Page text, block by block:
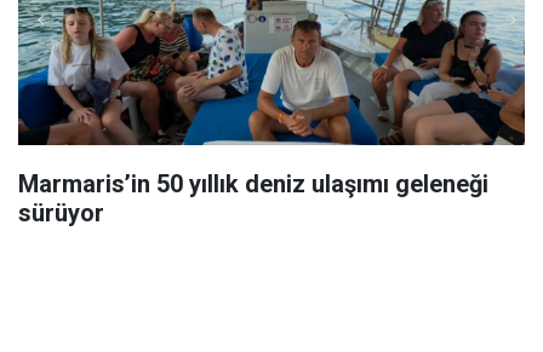
Marmaris’in 50 yıllık deniz ulaşımı geleneği
sürüyor